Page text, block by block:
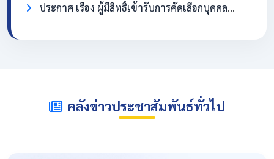
ประกาศ เรื่อง ผู้มีสิทธิ์เข้ารับการคัดเลือกบุคคลทั่วไปเพื่อจ้างเป็นลูกจ้างชั่วคราว ตำแหน่งครูอัตราจ้าง วิชาเอกภาษาอังกฤษ
คลังข่าวประชาสัมพันธ์ทั่วไป